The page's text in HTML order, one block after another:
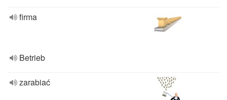
firma
Betrieb
zarabiać